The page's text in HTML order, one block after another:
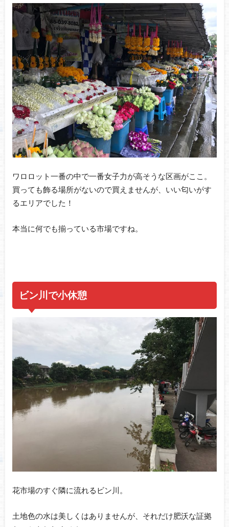
ワロロット一番の中で一番女子力が高そうな区画がここ。
買っても飾る場所がないので買えませんが、いい匂いがす
るエリアでした！
本当に何でも揃っている市場ですね。
ビン川で小休憩
花市場のすぐ隣に流れるビン川。
土地色の水は美しくはありませんが、それだけ肥沃な証拠